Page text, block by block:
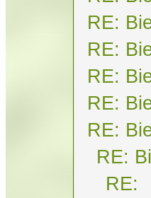
RE:
RE:
RE:
RE:
RE:
RE:
RE: